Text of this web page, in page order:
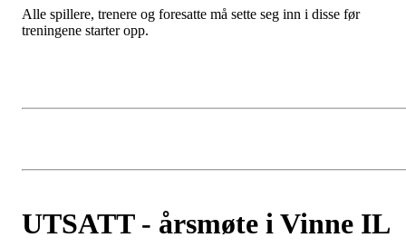
Alle spillere, trenere og foresatte må sette seg inn i disse før
treningene starter opp.
UTSATT - årsmøte i Vinne IL